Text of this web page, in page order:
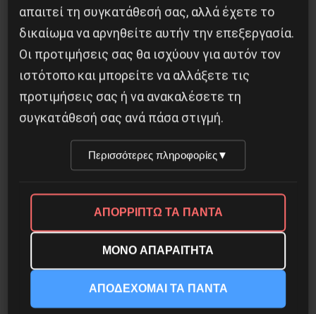
CERN: Ένα νέο βαρύ σωματίδιο στον
αστερισμό των μικροσωματιδίων
16 Ιουλίου 2017
απαιτεί τη συγκατάθεσή σας, αλλά έχετε το
δικαίωμα να αρνηθείτε αυτήν την επεξεργασία.
Οι προτιμήσεις σας θα ισχύουν για αυτόν τον
ιστότοπο και μπορείτε να αλλάξετε τις
προτιμήσεις σας ή να ανακαλέσετε τη
συγκατάθεσή σας ανά πάσα στιγμή.
Περισσότερες πληροφορίες▼
ΑΠΟΡΡΙΠΤΩ ΤΑ ΠΑΝΤΑ
ΜΟΝΟ ΑΠΑΡΑΙΤΗΤΑ
ΑΠΟΔΕΧΟΜΑΙ ΤΑ ΠΑΝΤΑ